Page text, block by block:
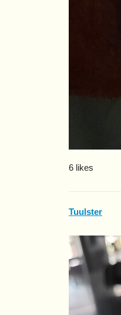
6 likes
Tuulster